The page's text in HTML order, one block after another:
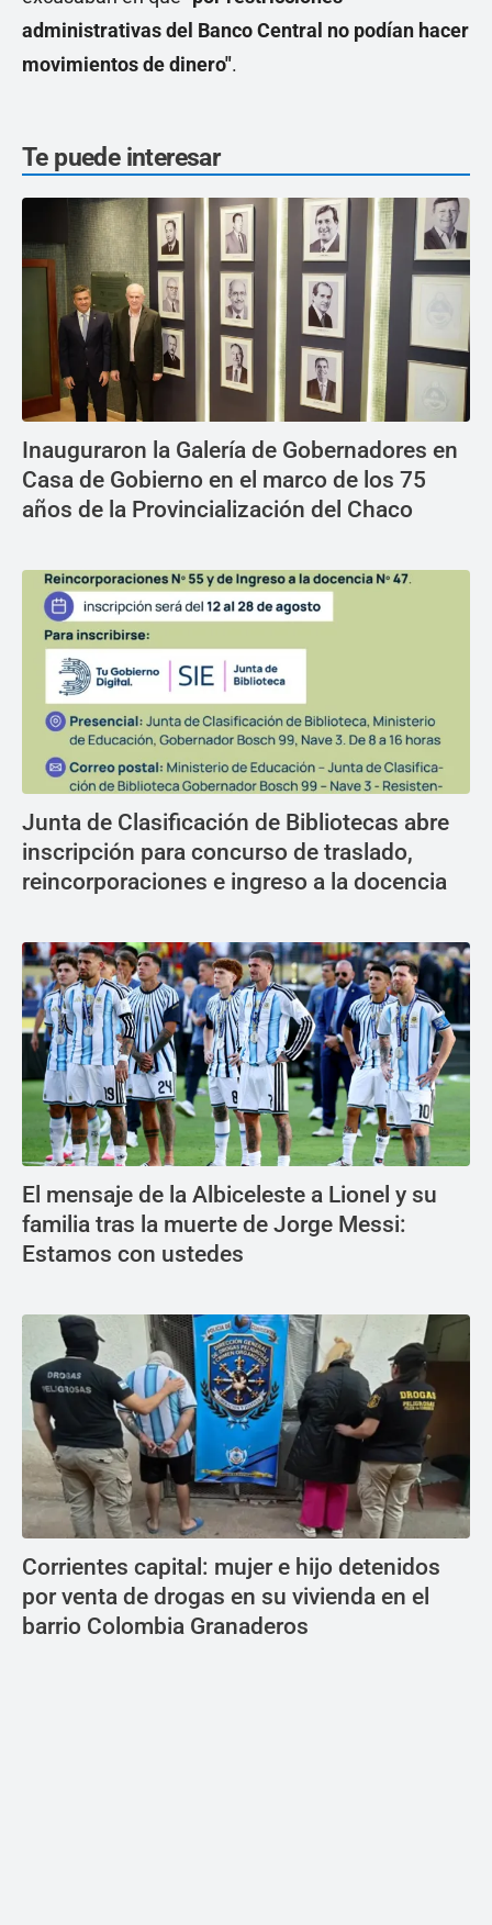
administrativas del Banco Central no podían hacer
movimientos de dinero".
Te puede interesar
Inauguraron la Galería de Gobernadores en
Casa de Gobierno en el marco de los 75
años de la Provincialización del Chaco
Junta de Clasificación de Bibliotecas abre
inscripción para concurso de traslado,
reincorporaciones e ingreso a la docencia
El mensaje de la Albiceleste a Lionel y su
familia tras la muerte de Jorge Messi:
Estamos con ustedes
Corrientes capital: mujer e hijo detenidos
por venta de drogas en su vivienda en el
barrio Colombia Granaderos